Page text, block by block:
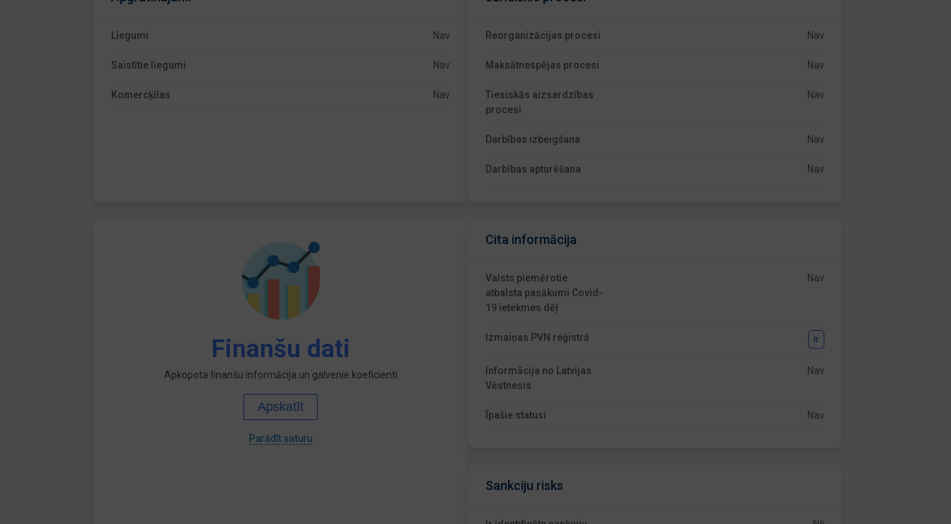
Liegumi Nav
Saistītie liegumi Nav
Komercķīlas Nav
Reorganizācijas procesi Nav
Maksātnespējas procesi Nav
Tiesiskās aizsardzības
procesi
Nav
Darbības izbeigšana Nav
Darbības apturēšana Nav
Finanšu dati
Apkopota finanšu informācija un galvenie koeficienti
Apskatīt
Parādīt saturu
Cita informācija
Valsts piemērotie
atbalsta pasākumi Covid-
19 ietekmes dēļ
Nav
Izmaiņas PVN reģistrā Ir
Informācija no Latvijas
Vēstnesis
Nav
Īpašie statusi Nav
Sankciju risks